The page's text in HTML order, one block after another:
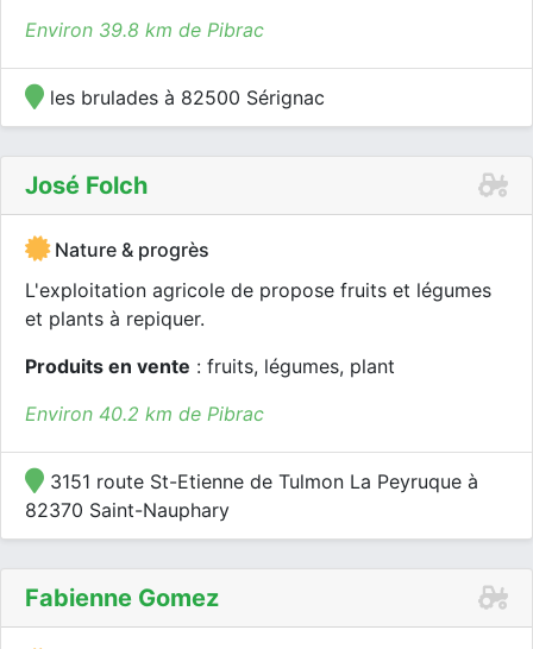
Environ 39.8 km de Pibrac
les brulades à 82500 Sérignac
José Folch
Nature & progrès
L'exploitation agricole de propose fruits et légumes
et plants à repiquer.
Produits en vente : fruits, légumes, plant
Environ 40.2 km de Pibrac
3151 route St-Etienne de Tulmon La Peyruque à
82370 Saint-Nauphary
Fabienne Gomez